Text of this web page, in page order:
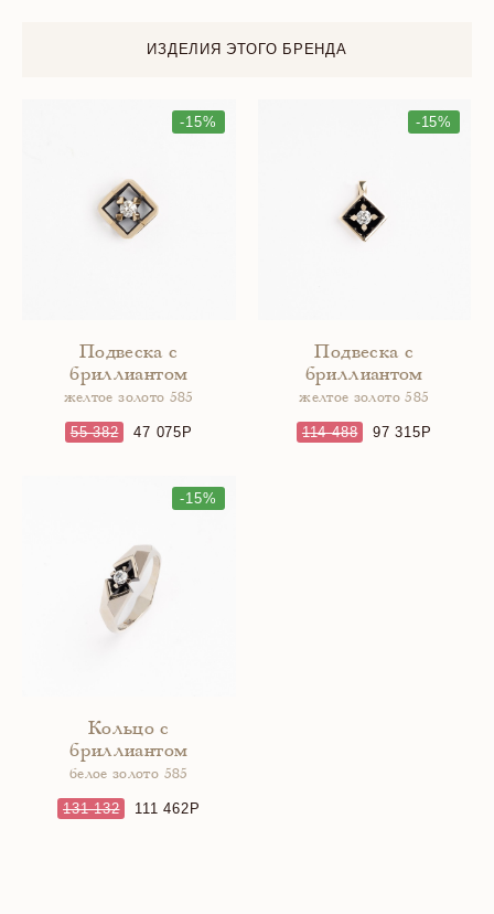
ИЗДЕЛИЯ ЭТОГО БРЕНДА
-15%
Подвеска с
бриллиантом
желтое золото 585
55 382 47 075
-15%
Подвеска с
бриллиантом
желтое золото 585
114 488 97 315
-15%
Кольцо с
бриллиантом
белое золото 585
131 132 111 462